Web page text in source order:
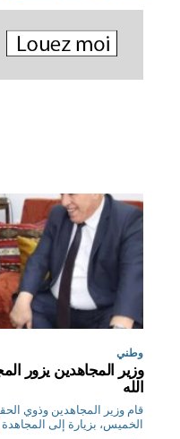
وطني
وزير المجاهدين يزور
الله
قام وزير المجاهدين وذوي
الخميس، بزيارة إلى المجاهدة